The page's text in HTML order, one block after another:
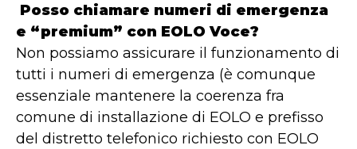
Posso chiamare numeri di emergenza
e “premium” con EOLO Voce?
Non possiamo assicurare il funzionamento di
tutti i numeri di emergenza (è comunque
essenziale mantenere la coerenza fra
comune di installazione di EOLO e prefisso
del distretto telefonico richiesto con EOLO